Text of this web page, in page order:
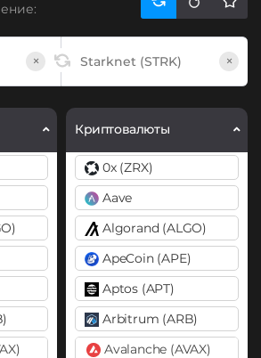
× ×
Криптовалюты
0x (ZRX)
Aave
Algorand (ALGO)
ApeCoin (APE)
Aptos (APT)
Arbitrum (ARB)
Avalanche (AVAX)